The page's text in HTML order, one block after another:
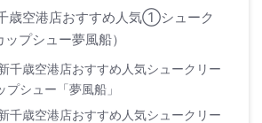
歳空港店おすすめ人気①シューク
ップシュー夢風船）
千歳空港店おすすめ人気シュークリー
シュー「夢風船」
千歳空港店おすすめ人気シュークリー